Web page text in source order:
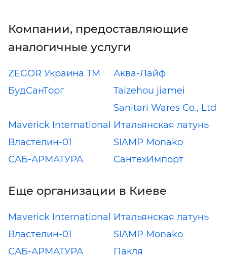
Компании, предоставляющие
аналогичные услуги
ZEGOR Украина TM
Аква-Лайф
БудСанТорг
Taizehou jiamei
Sanitari Wares Co., Ltd
Maverick International
Итальянская латунь
Властелин-01
SIAMP Monako
САБ-АРМАТУРА
СантехИмпорт
Еще организации в Киеве
Maverick International
Итальянская латунь
Властелин-01
SIAMP Monako
САБ-АРМАТУРА
Пакля